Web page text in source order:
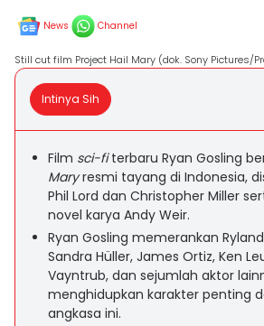
News Channel
Still cut film Project Hail Mary (dok. Sony Pictures/
Intinya Sih
Film sci-fiterbaru Ryan Gosling
Maryresmi tayang di Indonesia,
Phil Lord dan Christopher Miller
novel karya Andy Weir.
Ryan Gosling memerankan
Sandra Hüller, James Ortiz, Ken
Vayntrub, dan sejumlah aktor
menghidupkan karakter penting
angkasa ini.